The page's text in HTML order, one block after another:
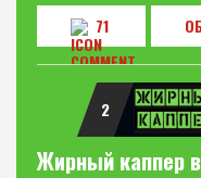
71
2
Жирный каппер